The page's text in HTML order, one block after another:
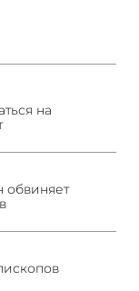
на
обвиняет
главы